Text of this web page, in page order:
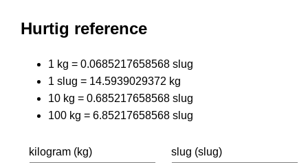
Hurtig reference
1 kg = 0.0685217658568 slug
1 slug = 14.5939029372 kg
10 kg = 0.685217658568 slug
100 kg = 6.85217658568 slug
kilogram (kg) slug (slug)